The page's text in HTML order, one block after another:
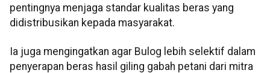
pentingnya menjaga standar kualitas beras yang
didistribusikan kepada masyarakat.
Ia juga mengingatkan agar Bulog lebih selektif dalam
penyerapan beras hasil giling gabah petani dari mitra